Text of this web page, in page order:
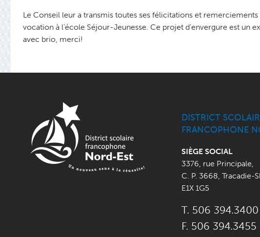
Le Conseil leur a transmis toutes ses félicitations et
vocation à l’école Séjour-Jeunesse. Ce projet d’envergure est un
avec brio, merci!
DISTRICT
FRANCOPHONE
SIÈGE SOCIAL
3376, rue Principale,
C. P. 3668, Tracadie-
E1X 1G5
T. 506 394.3400
F. 506 394.3455